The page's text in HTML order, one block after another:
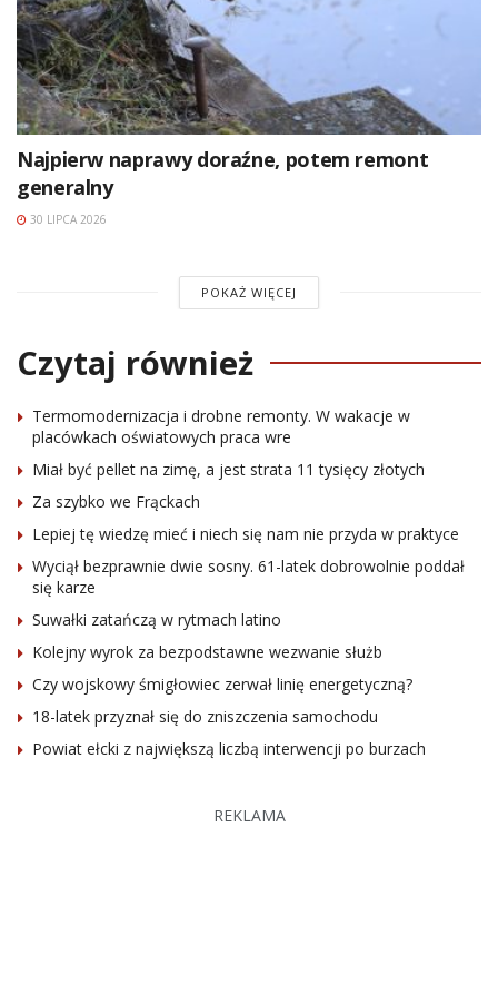
Najpierw naprawy doraźne, potem remont
generalny
30 LIPCA 2026
POKAŻ WIĘCEJ
Czytaj również
Termomodernizacja i drobne remonty. W wakacje w
placówkach oświatowych praca wre
Miał być pellet na zimę, a jest strata 11 tysięcy złotych
Za szybko we Frąckach
Lepiej tę wiedzę mieć i niech się nam nie przyda w praktyce
Wyciął bezprawnie dwie sosny. 61-latek dobrowolnie poddał
się karze
Suwałki zatańczą w rytmach latino
Kolejny wyrok za bezpodstawne wezwanie służb
Czy wojskowy śmigłowiec zerwał linię energetyczną?
18-latek przyznał się do zniszczenia samochodu
Powiat ełcki z największą liczbą interwencji po burzach
REKLAMA